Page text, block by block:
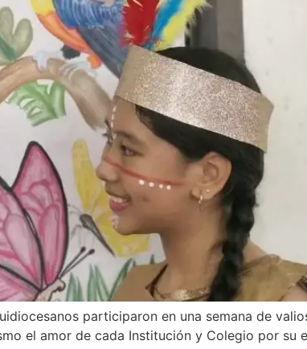
participaron en una semana de
el amor de cada Institución y Colegio por su